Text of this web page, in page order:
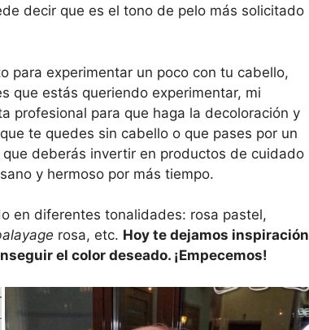
decir que es el tono de pelo más solicitado
para experimentar un poco con tu cabello,
que estás queriendo experimentar, mi
profesional para que haga la decoloración y
te quedes sin cabello o que pases por un
deberás invertir en productos de cuidado
y hermoso por más tiempo.
en diferentes tonalidades: rosa pastel,
rosa, etc. Hoy te dejamos inspiración
el color deseado. ¡Empecemos!